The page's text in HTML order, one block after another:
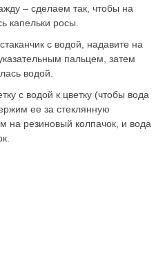
– сделаем так, чтобы на
капельки росы.
с водой, надавите на
пальцем, затем
водой.
с водой к цветку (чтобы вода
ее за стеклянную
на резиновый колпачок, и вода